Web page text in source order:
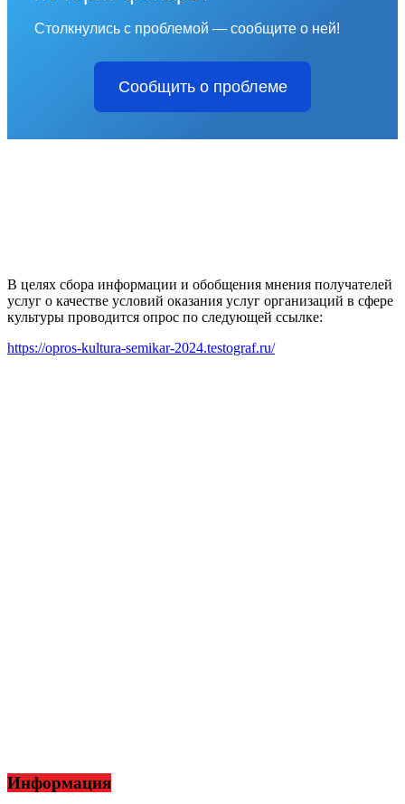
Столкнулись с проблемой — сообщите о ней!
Сообщить о проблеме
В целях сбора информации и обобщения мнения получателей
услуг о качестве условий оказания услуг организаций в сфере
культуры проводится опрос по следующей ссылке:
https://opros-kultura-semikar-2024.testograf.ru/
Информация